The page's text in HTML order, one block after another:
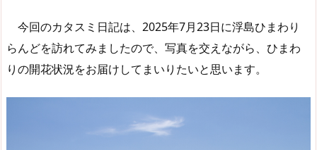
今回のカタスミ日記は、2025年7月23日に浮島ひまわり
らんどを訪れてみましたので、写真を交えながら、ひまわ
りの開花状況をお届けしてまいりたいと思います。